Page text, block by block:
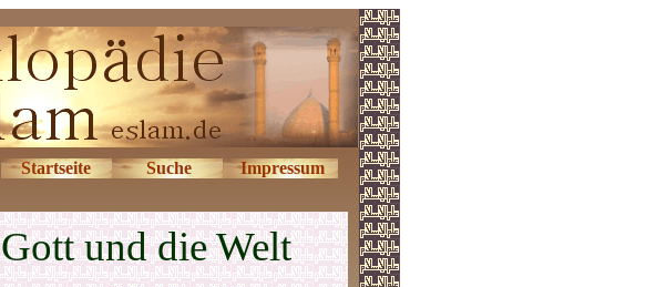
Startseite Suche Impressum
Gott und die Welt